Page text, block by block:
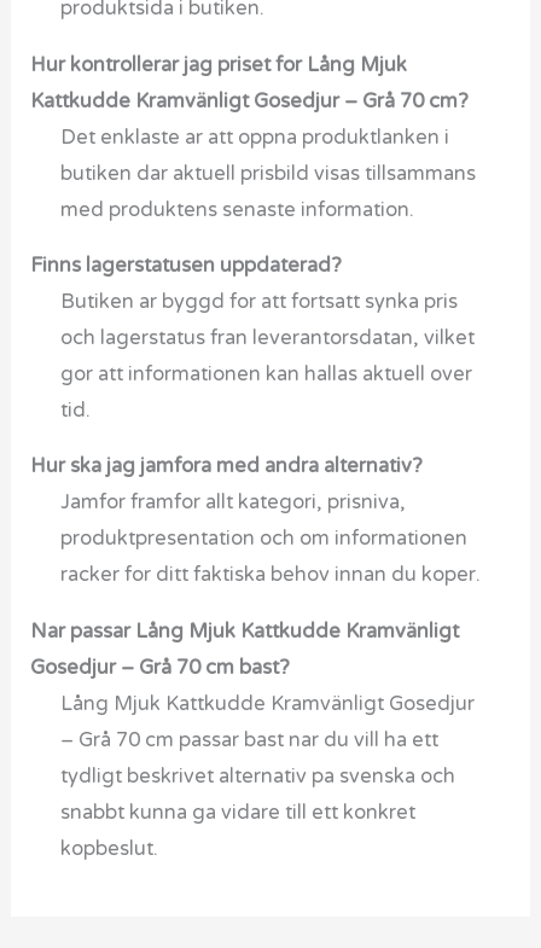
produktsida i butiken.
Hur kontrollerar jag priset for Lång Mjuk
Kattkudde Kramvänligt Gosedjur – Grå 70 cm?
Det enklaste ar att oppna produktlanken i
butiken dar aktuell prisbild visas tillsammans
med produktens senaste information.
Finns lagerstatusen uppdaterad?
Butiken ar byggd for att fortsatt synka pris
och lagerstatus fran leverantorsdatan, vilket
gor att informationen kan hallas aktuell over
tid.
Hur ska jag jamfora med andra alternativ?
Jamfor framfor allt kategori, prisniva,
produktpresentation och om informationen
racker for ditt faktiska behov innan du koper.
Nar passar Lång Mjuk Kattkudde Kramvänligt
Gosedjur – Grå 70 cm bast?
Lång Mjuk Kattkudde Kramvänligt Gosedjur
– Grå 70 cm passar bast nar du vill ha ett
tydligt beskrivet alternativ pa svenska och
snabbt kunna ga vidare till ett konkret
kopbeslut.